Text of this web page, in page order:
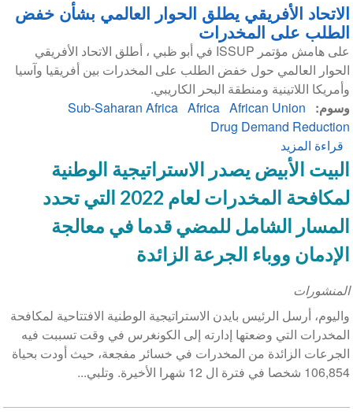
الاتحاد الأفريقي يطلق الحوار العالمي بشأن خفض
الطلب على المخدرات
على هامش مؤتمر ISSUP في أبو ظبي ، أطلق الاتحاد الأفريقي
الحوار العالمي حول خفض الطلب على المخدرات بين أفريقيا وآسيا
وأمريكا اللاتينية ومنطقة البحر الكاريبي.
وسوم
African Union
Africa
Sub-Saharan Africa
Drug Demand Reduction
قراءة المزيد
الاتحاد
الأفريقي
يطلق
الحوار
العالمي
بشأن
على
المخدرات
البيت الأبيض يصدر الاستراتيجية الوطنية
لمكافحة المخدرات لعام 2022 التي تحدد
المسار الشامل للمضي قدما في معالجة
الإدمان ووباء الجرعة الزائدة
المنشورات
واليوم، أرسل الرئيس بايدن الاستراتيجية الوطنية الافتتاحية لمكافحة
المخدرات التي وضعتها إدارته إلى الكونغرس في وقت تسببت فيه
الجرعات الزائدة من المخدرات في خسائر مفجعة، حيث أودت بحياة
106,854 شخصا في فترة ال 12 شهرا الأخيرة. وتلبي...